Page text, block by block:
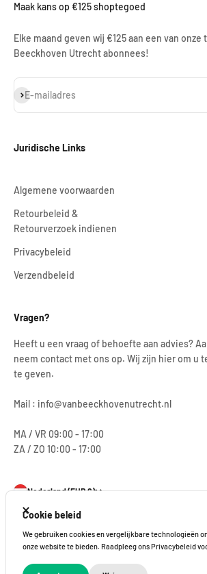
Maak kans op €125 shoptegoed
Elke maand geven wij €125 aan een van onze
Beeckhoven Utrecht abonnees!
E-mailadres
Abonneren
Juridische Links
Algemene voorwaarden
Retourbeleid &
Retourverzoek indienen
Privacybeleid
Verzendbeleid
Vragen?
Heeft u een vraag of behoefte aan advies?
neem contact met ons op. Wij zijn hier om u
te geven.
Mail : info@vanbeeckhovenutrecht.nl
MA / VR 09:00 - 17:00
ZA / ZO 10:00 - 17:00
Nederland (EUR €)
© 2026, Van Beeckhoven Utrecht.
Sluiten
Cookie beleid
We gebruiken cookies en vergelijkbare technologieën
onze website te bieden. Raadpleeg ons Privacybeleid